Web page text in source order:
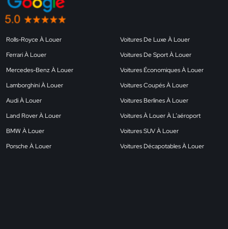
Rolls-Royce À Louer
Ferrari À Louer
Mercedes-Benz À Louer
Lamborghini À Louer
Audi À Louer
Land Rover À Louer
BMW À Louer
Porsche À Louer
Voitures De Luxe À Louer
Voitures De Sport À Louer
Voitures Économiques À Louer
Voitures Coupés À Louer
Voitures Berlines À Louer
Voitures À Louer À L’aéroport
Voitures SUV À Louer
Voitures Décapotables À Louer